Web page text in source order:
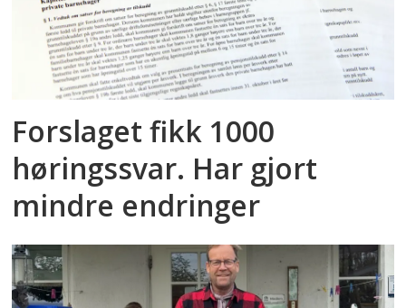
Forslaget fikk 1000
høringssvar. Har gjort
mindre endringer